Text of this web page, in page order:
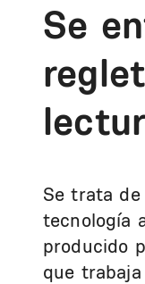
Se
Se trata
tecnología
producido
que